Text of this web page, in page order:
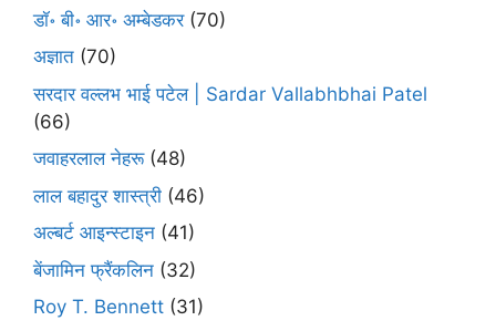
डॉ॰ बी॰ आर॰ अम्बेडकर(70)
अज्ञात (70)
सरदार वल्लभ भाई पटेल | Sardar Vallabhbhai Patel
(66)
जवाहरलाल नेहरू(48)
लाल बहादुर शास्त्री (46)
अल्बर्ट आइन्स्टाइन (41)
बेंजामिन फ्रैंकलिन (32)
Roy T. Bennett (31)